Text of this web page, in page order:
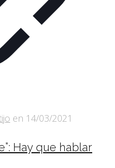
en 14/03/2021
Hay que hablar